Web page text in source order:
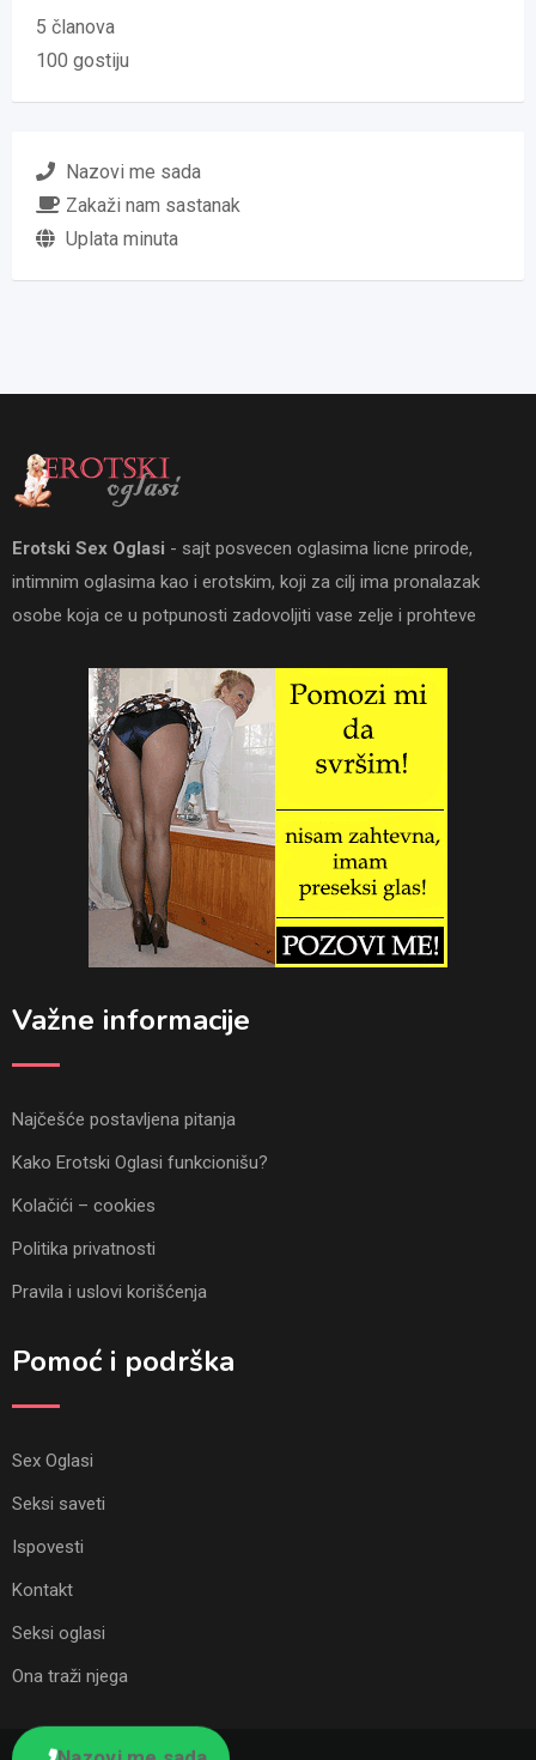
5 članova
100 gostiju
Nazovi me sada
Zakaži nam sastanak
Uplata minuta
Erotski Sex Oglasi - sajt posvecen oglasima licne prirode,
intimnim oglasima kao i erotskim, koji za cilj ima pronalazak
osobe koja ce u potpunosti zadovoljiti vase zelje i prohteve
Važne informacije
Najčešće postavljena pitanja
Kako Erotski Oglasi funkcionišu?
Kolačići – cookies
Politika privatnosti
Pravila i uslovi korišćenja
Pomoć i podrška
Sex Oglasi
Seksi saveti
Ispovesti
Kontakt
Seksi oglasi
Ona traži njega